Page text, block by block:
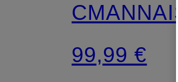
CMANNAIS
99,99 €